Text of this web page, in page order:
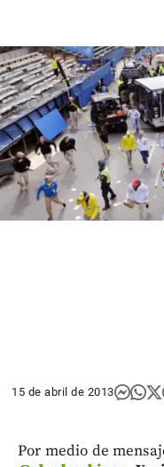
15 de abril de 2013
Por medio de